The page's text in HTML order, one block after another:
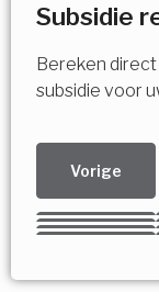
Subsidie
Bereken
subsidie voor
Vorige
Kies uw
Vorige